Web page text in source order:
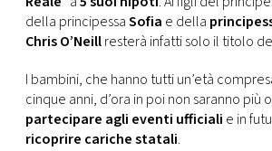
CONSIGLIA
della principessaSofia e della
Chris O’Neillresterà infatti solo il titolo
I bambini, che hanno tutti un’età
cinque anni, d’ora in poi non saranno più
partecipare agli eventi ufficiali e in
ricoprire cariche statali.